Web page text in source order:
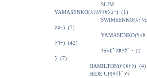
SLIM
YAMASENKO(ｽﾘﾑﾔﾏｾﾝｺｰ) (1)
SWIMSENKO(ｽｲﾑｾ
ﾝｺｰ) (7)
YAMASENKO(ﾔﾏｾ
ﾝｺｰ) (42)
ﾌﾗｯﾋﾟﾝﾎｯｸﾞ・ｵｹ
ﾗ (7)
HAMILTON(ﾊﾐﾙﾄﾝ) (4)
HIDE UP(ﾊｲﾄﾞｱｯ